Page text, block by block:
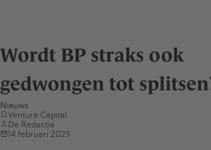
Wordt BP straks ook
gedwongen tot
Nieuws
Venture Capital
De Redactie
14 februari 2025